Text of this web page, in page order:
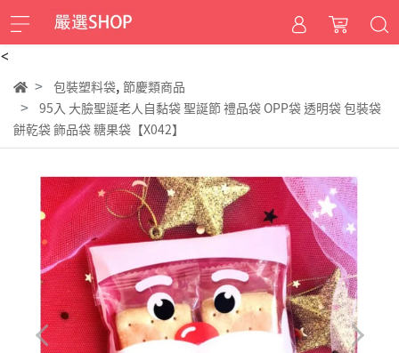
<
包裝塑料袋, 節慶類商品
95入 大臉聖誕老人自黏袋 聖誕節 禮品袋 OPP袋 透明袋 包裝袋
餅乾袋 飾品袋 糖果袋【X042】